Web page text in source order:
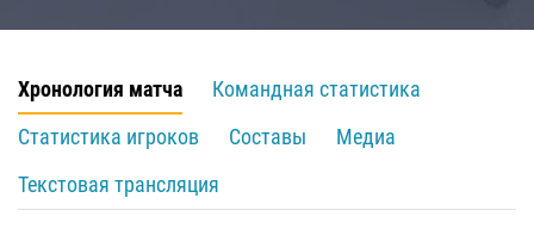
Хронология матча
Командная статистика
Статистика игроков
Составы
Медиа
Текстовая трансляция